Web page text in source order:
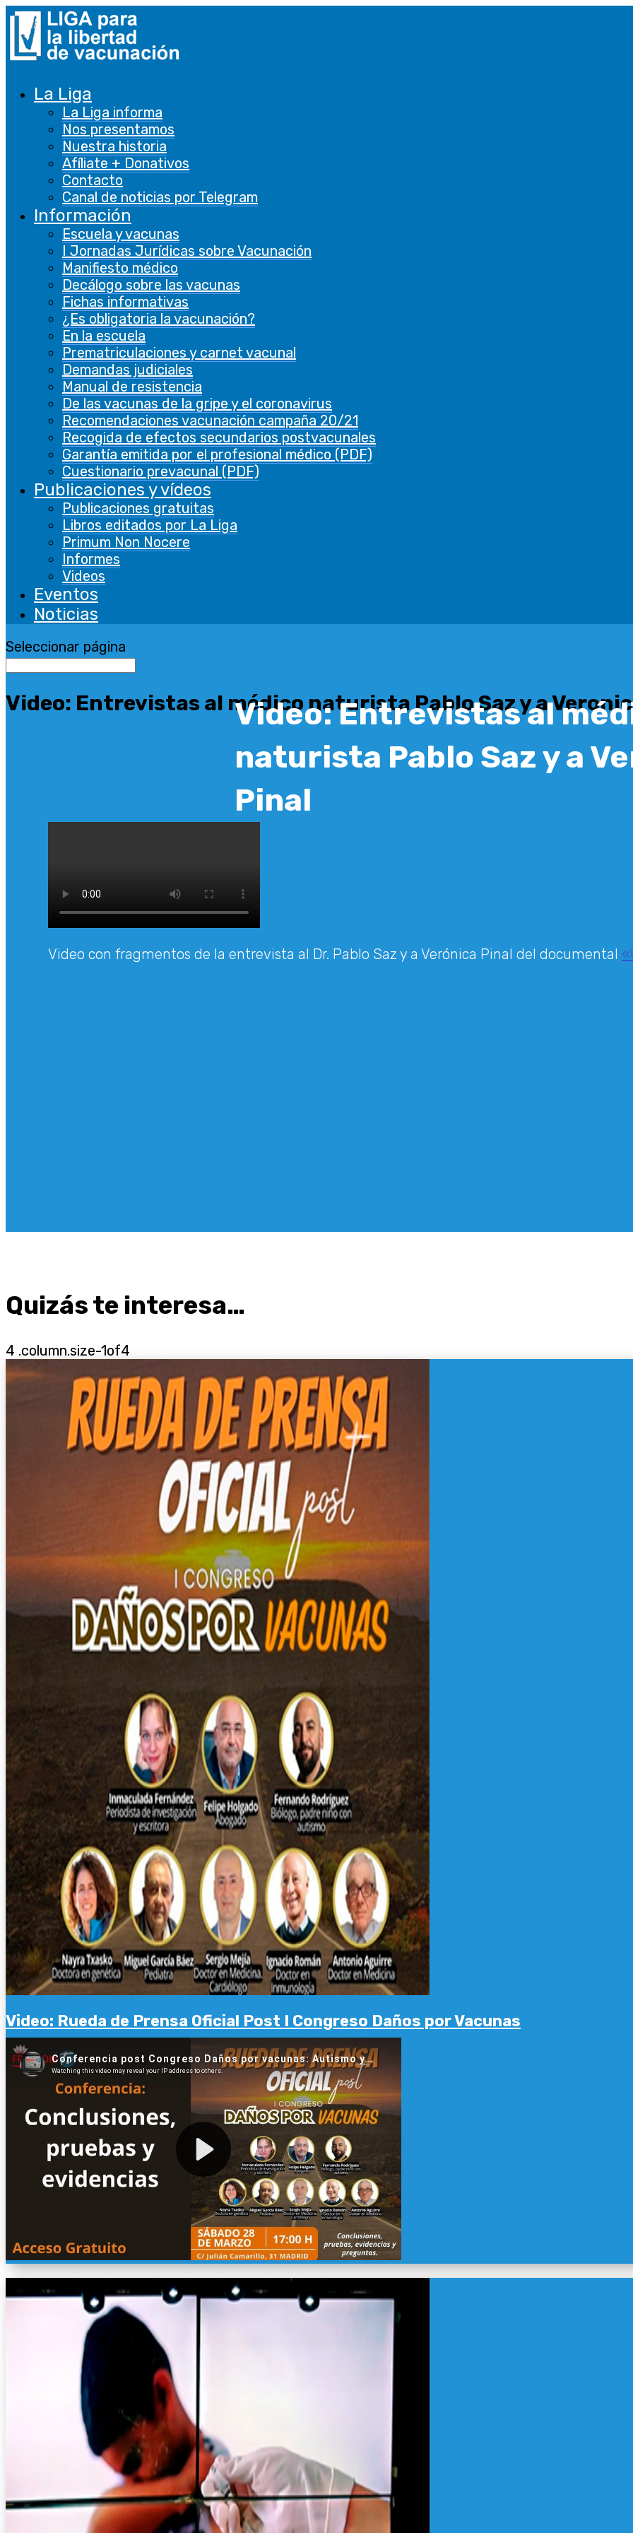
La Liga
La Liga informa
Nos presentamos
Nuestra historia
Afíliate + Donativos
Contacto
Canal de noticias por Telegram
Información
Escuela y vacunas
I Jornadas Jurídicas sobre Vacunación
Manifiesto médico
Decálogo sobre las vacunas
Fichas informativas
¿Es obligatoria la vacunación?
En la escuela
Prematriculaciones y carnet vacunal
Demandas judiciales
Manual de resistencia
De las vacunas de la gripe y el coronavirus
Recomendaciones vacunación campaña 20/21
Recogida de efectos secundarios postvacunales
Garantía emitida por el profesional médico (PDF)
Cuestionario prevacunal (PDF)
Publicaciones y vídeos
Publicaciones gratuitas
Libros editados por La Liga
Primum Non Nocere
Informes
Videos
Eventos
Noticias
Seleccionar página
Video: Entrevistas al médico naturista Pablo Saz y a
Video: Entrevistas al
naturista Pablo Saz y a
Pinal
Video con fragmentos de la entrevista al Dr. Pablo Saz y a Verónica Pinal del documental
Quizás te interesa…
Video: Rueda de Prensa Oficial Post I Congreso Daños por Vacunas